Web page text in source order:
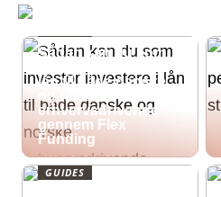
Sådan kan du som
lån til både danske
og norske
erhvervsdrivende
gennem Flex
Funding
GUIDES